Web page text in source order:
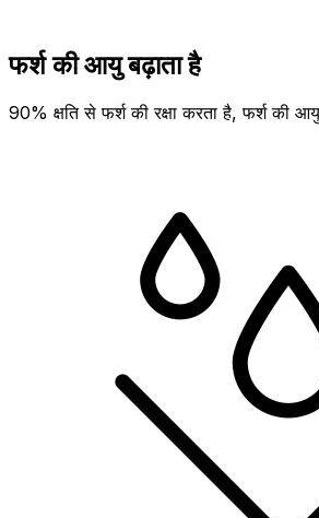
फर्श की आयु बढ़ाता है
90% क्षति से फर्श की रक्षा करता है, फर्श की